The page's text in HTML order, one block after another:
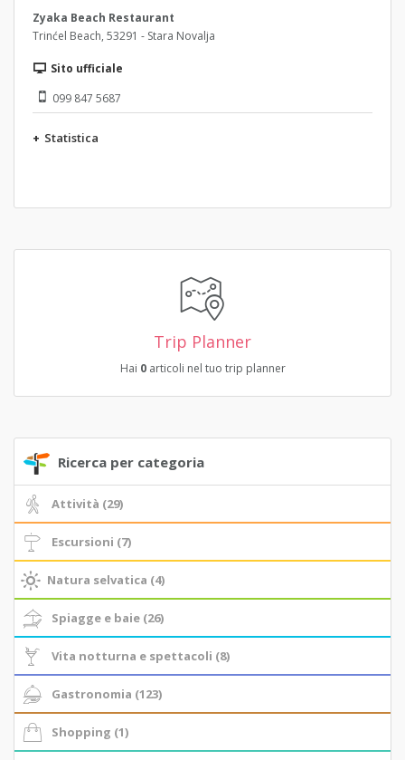
Zyaka Beach Restaurant
Trinćel Beach, 53291 - Stara Novalja
Sito ufficiale
099 847 5687
+ Statistica
Trip Planner
Hai 0articoli nel tuo trip planner
Ricerca per categoria
Attività (29)
Escursioni (7)
Natura selvatica (4)
Spiagge e baie (26)
Vita notturna e spettacoli (8)
Gastronomia (123)
Shopping (1)